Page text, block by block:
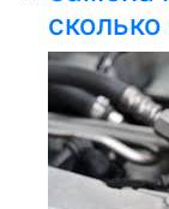
сколько